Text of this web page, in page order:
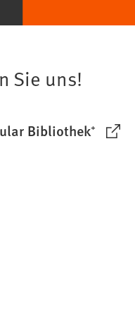
Sie uns!
Bibliothek⁺